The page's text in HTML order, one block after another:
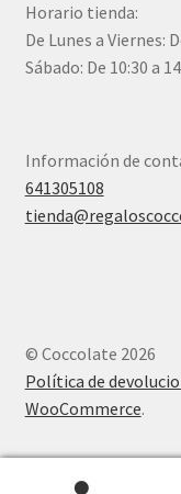
Horario tienda:
De Lunes a Viernes:
Sábado: De 10:30 a
Información de
641305108
© Coccolate 2026
Política de
WooCommerce.